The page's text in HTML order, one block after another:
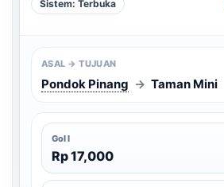
Sistem: Terbuka
ASAL → TUJUAN
Pondok Pinang → Taman Mini
Gol I
Rp 17,000